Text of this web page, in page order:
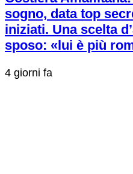
sogno, data top
iniziati. Una scelta
sposo: «lui è più
4 giorni fa